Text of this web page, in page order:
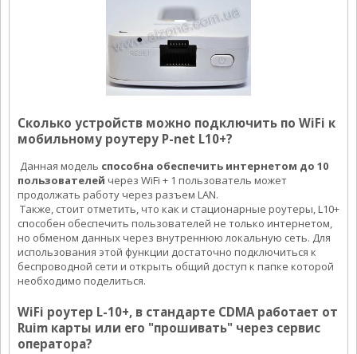
Сколько устройств можно подключить по WiFi к
мобильному роутеру P-net L10+?
Данная модель способна обеспечить интернетом до 10
пользователей через WiFi + 1 пользователь может
продолжать работу через разъем LAN.
Также, стоит отметить, что как и стационарные роутеры, L10+
способен обеспечить пользователей не только интернетом,
но обменом данных через внутреннюю локальную сеть. Для
использования этой функции достаточно подключиться к
беспроводной сети и открыть общий доступ к папке которой
необходимо поделиться.
WiFi роутер L-10+, в стандарте CDMA работает от
Ruim карты или его "прошивать" через сервис
оператора?